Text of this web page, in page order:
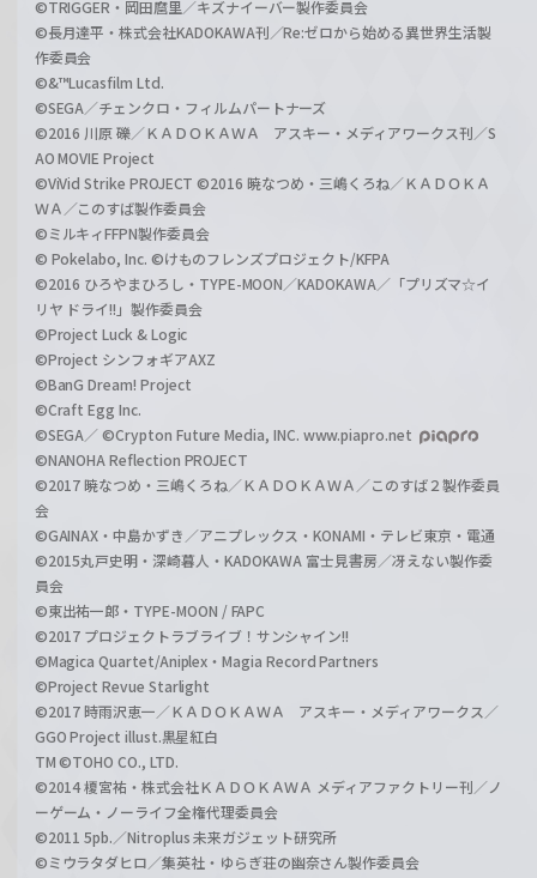
©TRIGGER・岡田麿里／キズナイーバー製作委員会
©長月達平・株式会社KADOKAWA刊／Re:ゼロから始める異世界生活製
作委員会
©&™Lucasfilm Ltd.
©SEGA／チェンクロ・フィルムパートナーズ
©2016 川原 礫／ＫＡＤＯＫＡＷＡ アスキー・メディアワークス刊／S
AO MOVIE Project
©ViVid Strike PROJECT ©2016 暁なつめ・三嶋くろね／ＫＡＤＯＫＡ
ＷＡ／このすば製作委員会
©ミルキィFFPN製作委員会
© Pokelabo, Inc. ©けものフレンズプロジェクト/KFPA
©2016 ひろやまひろし・TYPE-MOON／KADOKAWA／「プリズマ☆イ
リヤ ドライ!!」製作委員会
©Project Luck & Logic
©Project シンフォギアAXZ
©BanG Dream! Project
©Craft Egg Inc.
©SEGA／ ©Crypton Future Media, INC. www.piapro.net
©NANOHA Reflection PROJECT
©2017 暁なつめ・三嶋くろね／ＫＡＤＯＫＡＷＡ／このすば２製作委員
会
©GAINAX・中島かずき／アニプレックス・KONAMI・テレビ東京・電通
©2015丸戸史明・深崎暮人・KADOKAWA 富士見書房／冴えない製作委
員会
©東出祐一郎・TYPE-MOON / FAPC
©2017 プロジェクトラブライブ！サンシャイン!!
©Magica Quartet/Aniplex・Magia Record Partners
©Project Revue Starlight
©2017 時雨沢恵一／ＫＡＤＯＫＡＷＡ アスキー・メディアワークス／
GGO Project illust.黒星紅白
TM ©TOHO CO., LTD.
©2014 榎宮祐・株式会社ＫＡＤＯＫＡＷＡ メディアファクトリー刊／ノ
ーゲーム・ノーライフ全権代理委員会
©2011 5pb.／Nitroplus 未来ガジェット研究所
©ミウラタダヒロ／集英社・ゆらぎ荘の幽奈さん製作委員会